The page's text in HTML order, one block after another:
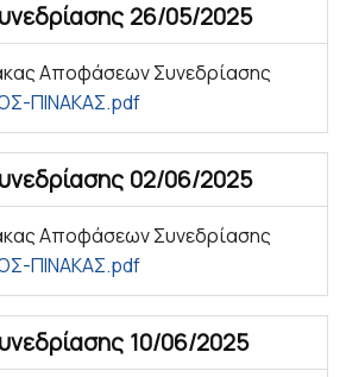
26/05/2025
Αποφάσεων Συνεδρίασης
ΠΙΝΑΚΑΣ.pdf
02/06/2025
Αποφάσεων Συνεδρίασης
ΠΙΝΑΚΑΣ.pdf
10/06/2025